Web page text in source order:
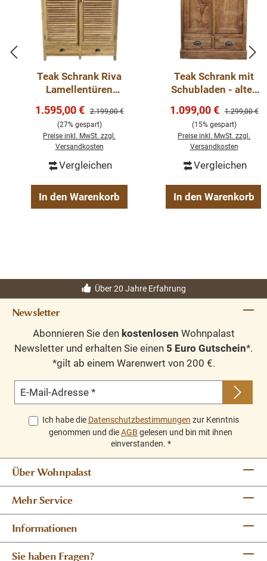
Teak Schrank Riva
Lamellentüren
Verkaufspreis:
1.595,00 € Regulärer Preis:
2.199,00 €
(27% gespart)
Preise inkl. MwSt. zzgl.
Versandkosten
Vergleichen
In den Warenkorb
Teak Schrank mit
Schubladen - altes
Verkaufspreis:
1.099,00 € Regulärer
1.299,00 €
(15% gespart)
Preise inkl. MwSt. zzgl.
Versandkosten
Vergleichen
In den Warenkorb
Über 20 Jahre Erfahrung
Newsletter
Abonnieren Sie den kostenlosen Wohnpalast
Newsletter und erhalten Sie einen 5 Euro Gutschein*.
*gilt ab einem Warenwert von 200 €.
E-Mail-Adresse *
Ich habe die Datenschutzbestimmungen zur Kenntnis
genommen und dieAGB gelesen und bin mit ihnen
einverstanden. *
Über Wohnpalast
Mehr Service
Informationen
Sie haben Fragen?